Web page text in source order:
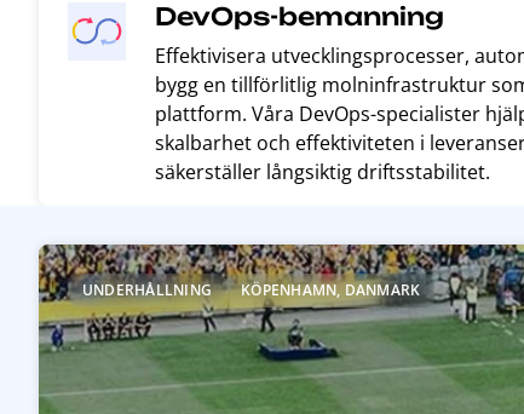
DevOps-bemanning
Effektivisera utvecklingsprocesser,
bygg en tillförlitlig molninfrastruktur
plattform. Våra DevOps-specialister
skalbarhet och effektiviteten i
säkerställer långsiktig driftsstabilitet.
R
e
a
d
o
UNDERHÅLLNING KÖPENHAMN, DANMARK